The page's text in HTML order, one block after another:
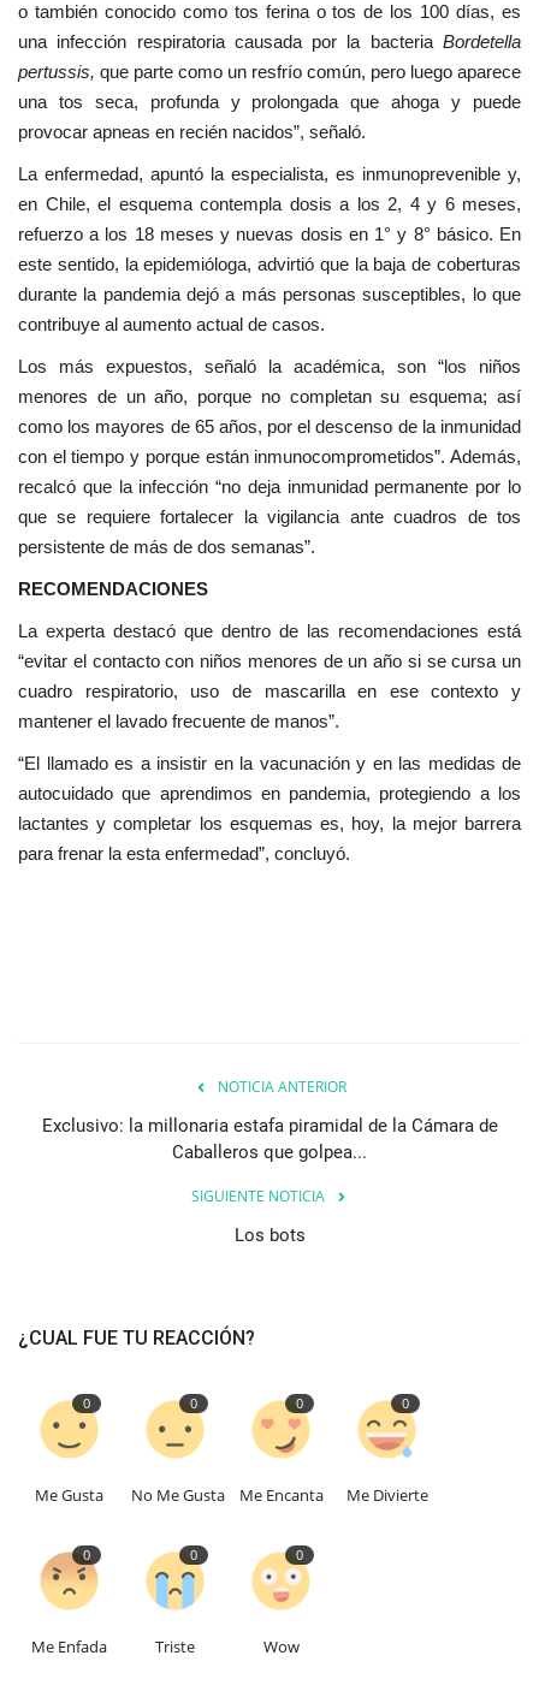
o también conocido como tos ferina o tos de los 100 días, es
una infección respiratoria causada por la bacteria Bordetella
pertussis, que parte como un resfrío común, pero luego aparece
una tos seca, profunda y prolongada que ahoga y puede
provocar apneas en recién nacidos”, señaló.
La enfermedad, apuntó la especialista, es inmunoprevenible y,
en Chile, el esquema contempla dosis a los 2, 4 y 6 meses,
refuerzo a los 18 meses y nuevas dosis en 1° y 8° básico. En
este sentido, la epidemióloga, advirtió que la baja de coberturas
durante la pandemia dejó a más personas susceptibles, lo que
contribuye al aumento actual de casos.
Los más expuestos, señaló la académica, son “los niños
menores de un año, porque no completan su esquema; así
como los mayores de 65 años, por el descenso de la inmunidad
con el tiempo y porque están inmunocomprometidos”. Además,
recalcó que la infección “no deja inmunidad permanente por lo
que se requiere fortalecer la vigilancia ante cuadros de tos
persistente de más de dos semanas”.
RECOMENDACIONES
La experta destacó que dentro de las recomendaciones está
“evitar el contacto con niños menores de un año si se cursa un
cuadro respiratorio, uso de mascarilla en ese contexto y
mantener el lavado frecuente de manos”.
“El llamado es a insistir en la vacunación y en las medidas de
autocuidado que aprendimos en pandemia, protegiendo a los
lactantes y completar los esquemas es, hoy, la mejor barrera
para frenar la esta enfermedad”, concluyó.
NOTICIA ANTERIOR
Exclusivo: la millonaria estafa piramidal de la Cámara de
Caballeros que golpea...
SIGUIENTE NOTICIA
Los bots
¿CUAL FUE TU REACCIÓN?
0
Me Gusta
0
No Me Gusta
0
Me Encanta
0
Me Divierte
0
Me Enfada
0
Triste
0
Wow